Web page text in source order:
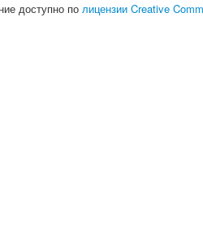
доступно полицензии Creative